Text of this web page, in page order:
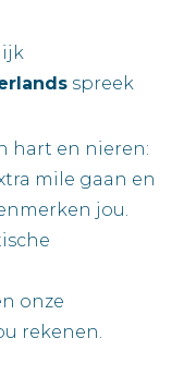
spreek
hart en nieren:
mile gaan en
jou.
onze
rekenen.